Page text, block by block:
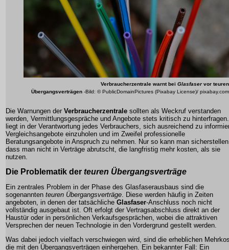
Verbraucherzentrale warnt bei Glasfaservor teuren
Übergangsverträgen -Bild: © PublicDomainPictures (Pixabay License)/ pixabay.com
Die Warnungen der Verbraucherzentrale sollten als Weckruf verstanden
werden, Vermittlungsgespräche und Angebote stets kritisch zu
liegt in der Verantwortung jedes Verbrauchers, sich ausreichend zu
Vergleichsangebote einzuholen und im Zweifel professionelle
Beratungsangebote in Anspruch zu nehmen. Nur so kann man
dass man nicht in Verträge abrutscht, die langfristig mehr kosten, als sie
nutzen.
Die Problematik der teuren Übergangsverträge
Ein zentrales Problem in der Phase des Glasfaserausbaus sind die
sogenannten teuren Übergangsverträge. Diese werden häufig in Zeiten
angeboten, in denen der tatsächliche Glasfaser-Anschluss noch nicht
vollständig ausgebaut ist. Oft erfolgt der Vertragsabschluss direkt an der
Haustür oder in persönlichen Verkaufsgesprächen, wobei die attraktiven
Versprechen der neuen Technologie in den Vordergrund gestellt werden.
Was dabei jedoch vielfach verschwiegen wird, sind die erheblichen
die mit den Übergangsverträgen einhergehen. Ein bekannter Fall: Ein